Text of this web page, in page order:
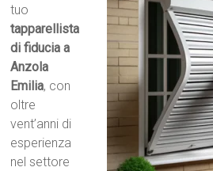
tuo
tapparellista
di fiducia a
Anzola
Emilia, con
oltre
vent’anni di
esperienza
nel settore